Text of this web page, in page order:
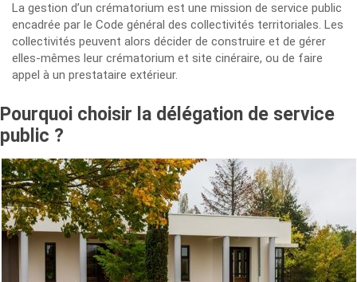
La gestion d’un crématorium est une mission de service public
encadrée par le Code général des collectivités territoriales. Les
collectivités peuvent alors décider de construire et de gérer
elles-mêmes leur crématorium et site cinéraire, ou de faire
appel à un prestataire extérieur.
Pourquoi choisir la délégation de service
public ?